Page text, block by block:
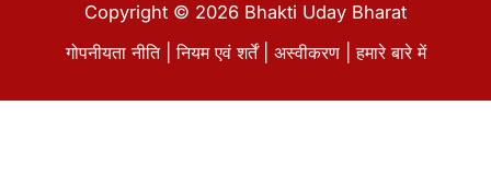
Copyright © 2026 Bhakti Uday Bharat
गोपनीयता नीति|नियम एवं शर्तें| अस्वीकरण |हमारे बारे में